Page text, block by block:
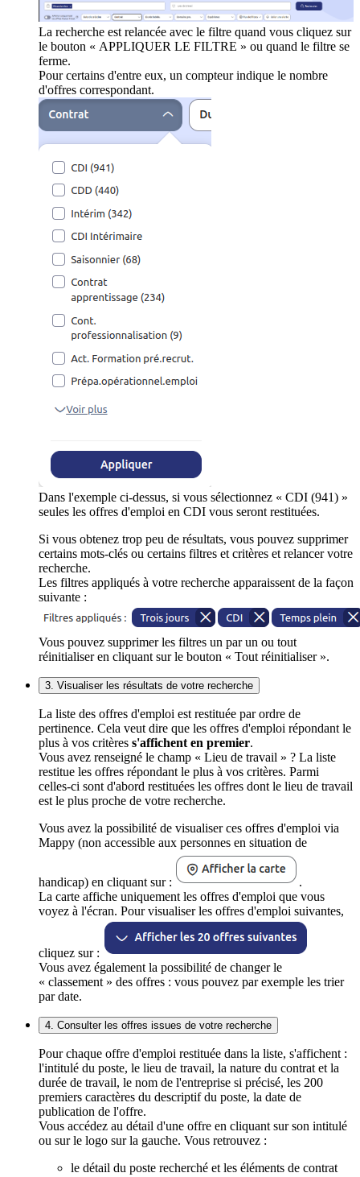
La recherche est relancée avec le filtre quand vous cliquez sur
le bouton « APPLIQUER LE FILTRE » ou quand le filtre se
ferme.
Pour certains d'entre eux, un compteur indique le nombre
d'offres correspondant.
Dans l'exemple ci-dessus, si vous sélectionnez « CDI (941) »
seules les offres d'emploi en CDI vous seront restituées.
Si vous obtenez trop peu de résultats, vous pouvez supprimer
certains mots-clés ou certains filtres et critères et relancer votre
recherche.
Les filtres appliqués à votre recherche apparaissent de la façon
suivante :
Vous pouvez supprimer les filtres un par un ou tout
réinitialiser en cliquant sur le bouton « Tout réinitialiser ».
3. Visualiser les résultats de votre recherche
La liste des offres d'emploi est restituée par ordre de
pertinence. Cela veut dire que les offres d'emploi répondant le
plus à vos critères s'affichent en premier.
Vous avez renseigné le champ « Lieu de travail » ? La liste
restitue les offres répondant le plus à vos critères. Parmi
celles-ci sont d'abord restituées les offres dont le lieu de travail
est le plus proche de votre recherche.
Vous avez la possibilité de visualiser ces offres d'emploi via
Mappy (non accessible aux personnes en situation de
handicap) en cliquant sur :
.
La carte affiche uniquement les offres d'emploi que vous
voyez à l'écran. Pour visualiser les offres d'emploi suivantes,
cliquez sur :
Vous avez également la possibilité de changer le
« classement » des offres : vous pouvez par exemple les trier
par date.
4. Consulter les offres issues de votre recherche
Pour chaque offre d'emploi restituée dans la liste, s'affichent :
l'intitulé du poste, le lieu de travail, la nature du contrat et la
durée de travail, le nom de l'entreprise si précisé, les 200
premiers caractères du descriptif du poste, la date de
publication de l'offre.
Vous accédez au détail d'une offre en cliquant sur son intitulé
ou sur le logo sur la gauche. Vous retrouvez :
le détail du poste recherché et les éléments de contrat